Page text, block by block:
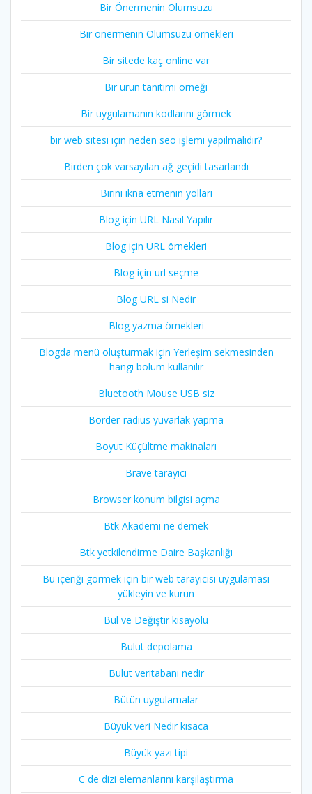
Bir Önermenin Olumsuzu
Bir önermenin Olumsuzu örnekleri
Bir sitede kaç online var
Bir ürün tanıtımı örneği
Bir uygulamanın kodlarını görmek
bir web sitesi için neden seo işlemi yapılmalıdır?
Birden çok varsayılan ağ geçidi tasarlandı
Birini ikna etmenin yolları
Blog için URL Nasıl Yapılır
Blog için URL örnekleri
Blog için url seçme
Blog URL si Nedir
Blog yazma örnekleri
Blogda menü oluşturmak için Yerleşim sekmesinden
hangi bölüm kullanılır
Bluetooth Mouse USB siz
Border-radius yuvarlak yapma
Boyut Küçültme makinaları
Brave tarayıcı
Browser konum bilgisi açma
Btk Akademi ne demek
Btk yetkilendirme Daire Başkanlığı
Bu içeriği görmek için bir web tarayıcısı uygulaması
yükleyin ve kurun
Bul ve Değiştir kısayolu
Bulut depolama
Bulut veritabanı nedir
Bütün uygulamalar
Büyük veri Nedir kısaca
Büyük yazı tipi
C de dizi elemanlarını karşılaştırma